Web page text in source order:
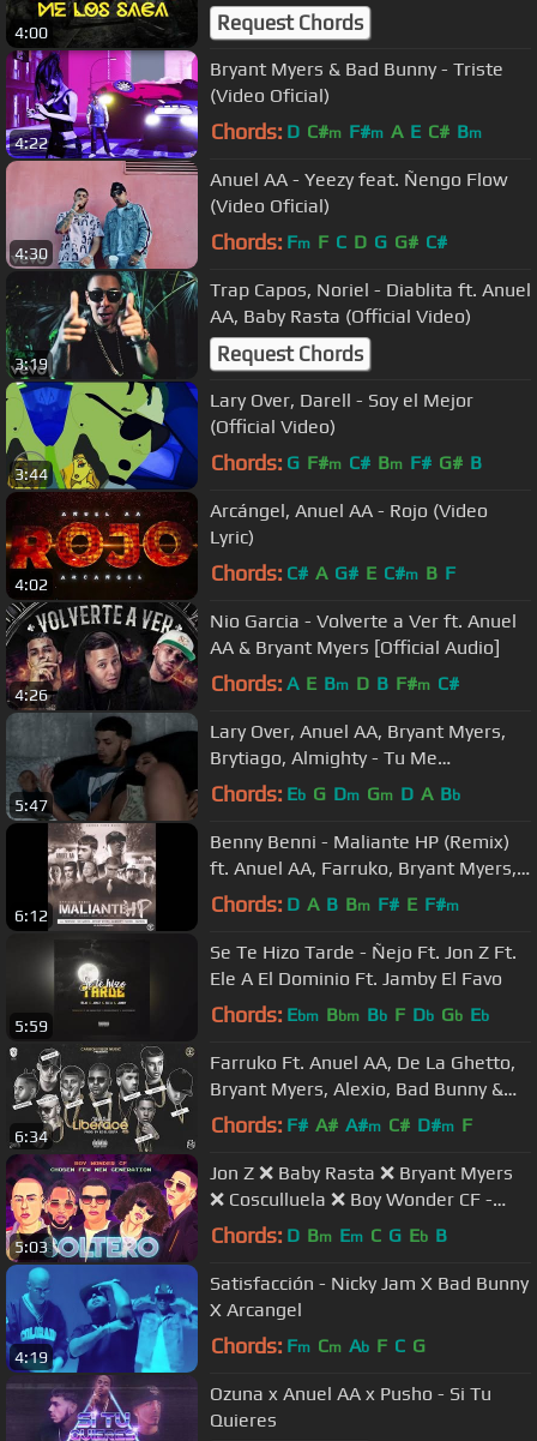
4:00 Request Chords
4:22
Bryant Myers & Bad Bunny - Triste
(Video Oficial)
Chords: D C#m F#m A E C# Bm
4:30
Anuel AA - Yeezy feat. Ñengo Flow
(Video Oficial)
Chords: Fm F C D G G# C#
3:19
Trap Capos, Noriel - Diablita ft. Anuel
AA, Baby Rasta (Official Video)
Request Chords
3:44
Lary Over, Darell - Soy el Mejor
(Official Video)
Chords: G F#m C# Bm F# G# B
4:02
Arcángel, Anuel AA - Rojo (Video
Lyric)
Chords: C# A G# E C#m B F
4:26
Nio Garcia - Volverte a Ver ft. Anuel
AA & Bryant Myers [Official Audio]
Chords: A E Bm D B F#m C#
5:47
Lary Over, Anuel AA, Bryant Myers,
Brytiago, Almighty - Tu Me
Enamoraste [Official Video]
Chords: Eb G Dm Gm D A Bb
6:12
Benny Benni - Maliante HP (Remix)
ft. Anuel AA, Farruko, Bryant Myers,
Almighty, Darkiel & Mas
Chords: D A B Bm F# E F#m
5:59
Se Te Hizo Tarde - Ñejo Ft. Jon Z Ft.
Ele A El Dominio Ft. Jamby El Favo
Chords: Ebm Bbm Bb F Db Gb Eb
6:34
Farruko Ft. Anuel AA, De La Ghetto,
Bryant Myers, Alexio, Bad Bunny &
Màs - Liberace (Remix)
Chords: F# A# A#m C# D#m F
5:03
Jon Z ❌ Baby Rasta ❌ Bryant Myers
❌ Cosculluela ❌ Boy Wonder CF -
Soltero [Video Lyric]
Chords: D Bm Em C G Eb B
4:19
Satisfacción - Nicky Jam X Bad Bunny
X Arcangel
Chords: Fm Cm Ab F C G
Ozuna x Anuel AA x Pusho - Si Tu
Quieres